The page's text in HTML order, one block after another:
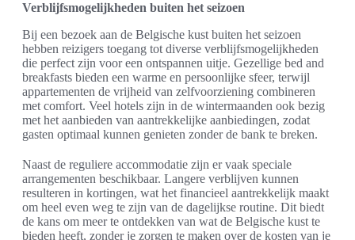
Verblijfsmogelijkheden buiten het seizoen
Bij een bezoek aan de Belgische kust buiten het seizoen
hebben reizigers toegang tot diverse verblijfsmogelijkheden
die perfect zijn voor een ontspannen uitje. Gezellige bed and
breakfasts bieden een warme en persoonlijke sfeer, terwijl
appartementen de vrijheid van zelfvoorziening combineren
met comfort. Veel hotels zijn in de wintermaanden ook bezig
met het aanbieden van aantrekkelijke aanbiedingen, zodat
gasten optimaal kunnen genieten zonder de bank te breken.
Naast de reguliere accommodatie zijn er vaak speciale
arrangementen beschikbaar. Langere verblijven kunnen
resulteren in kortingen, wat het financieel aantrekkelijk maakt
om heel even weg te zijn van de dagelijkse routine. Dit biedt
de kans om meer te ontdekken van wat de Belgische kust te
bieden heeft, zonder je zorgen te maken over de kosten van je